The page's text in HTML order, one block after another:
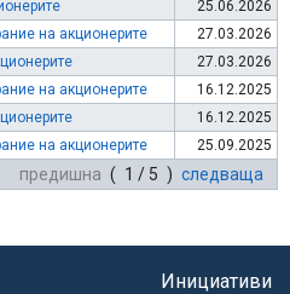
25.06.2026
на акционерите
27.03.2026
27.03.2026
на акционерите
16.12.2025
16.12.2025
на акционерите
25.09.2025
предишна ( 1 / 5 ) следваща
Инициативи